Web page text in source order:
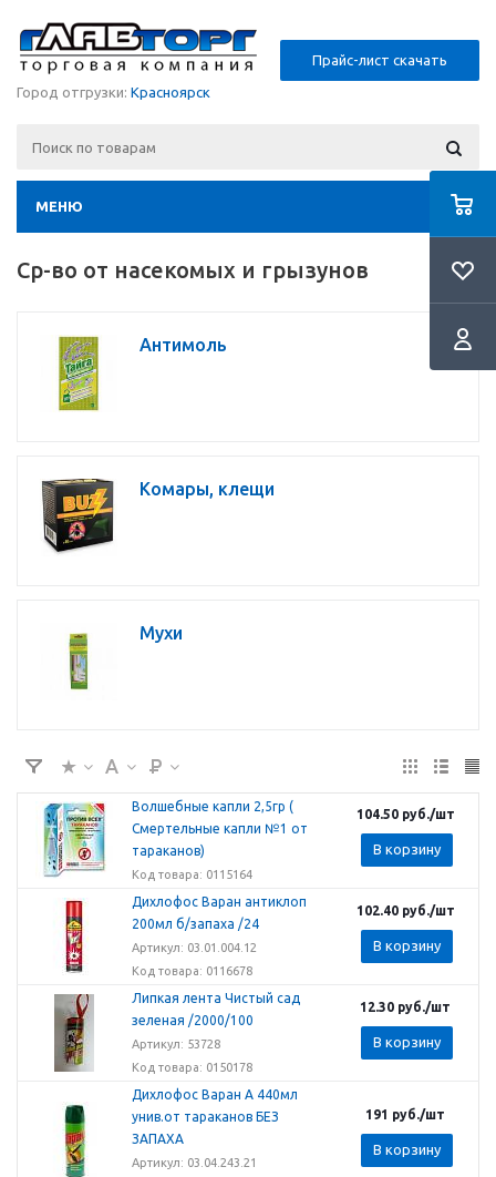
Прайс-лист скачать
Город отгрузки: Красноярск
МЕНЮ
Ср-во от насекомых и грызунов
Антимоль
Комары, клещи
Мухи
Волшебные капли 2,5гр (
Смертельные капли №1 от
тараканов)
Код товара: 0115164
104.50руб./шт
В корзину
Дихлофос Варан антиклоп
200мл б/запаха /24
Артикул: 03.01.004.12
Код товара: 0116678
102.40руб./шт
В корзину
Липкая лента Чистый сад
зеленая /2000/100
Артикул: 53728
Код товара: 0150178
12.30 руб./шт
В корзину
Дихлофос Варан А 440мл
унив.от тараканов БЕЗ
ЗАПАХА
Артикул: 03.04.243.21
191 руб./шт
В корзину